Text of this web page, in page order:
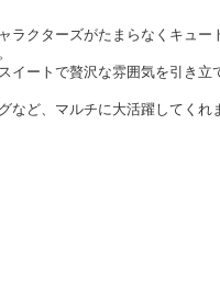
ラクターズがたまらなくキュー
ートで贅沢な雰囲気を引き立
など、マルチに大活躍してくれ